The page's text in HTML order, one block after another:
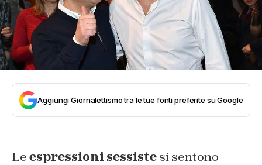
Aggiungi Giornalettismo tra le tue fonti preferite su Google
Leespressioni sessistesi sentono